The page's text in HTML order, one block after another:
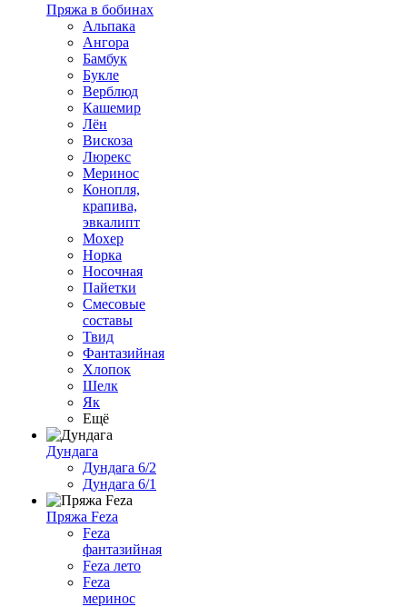
Пряжа в бобинах
Альпака
Ангора
Бамбук
Букле
Верблюд
Кашемир
Лён
Вискоза
Люрекс
Меринос
Конопля,
крапива,
эвкалипт
Мохер
Норка
Носочная
Пайетки
Смесовые
составы
Твид
Фантазийная
Хлопок
Шелк
Як
Ещё
Дундага
Дундага 6/2
Дундага 6/1
Пряжа Feza
Feza
фантазийная
Feza лето
Feza
меринос